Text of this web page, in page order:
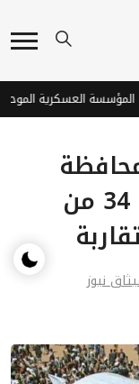
..ميليشيا الحوثي تدفن 34 من
نيوز